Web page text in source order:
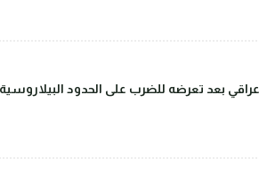
بعد تعرضه للضرب على الحدود البيلاروسية